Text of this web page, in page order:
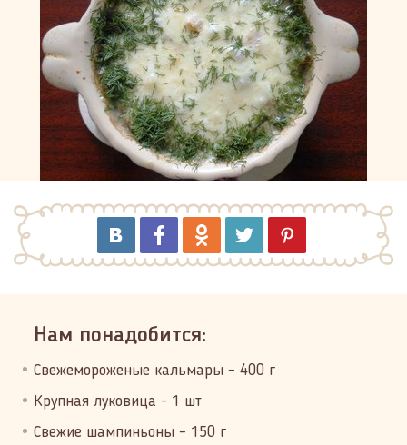
Нам понадобится:
Свежемороженые кальмары – 400 г
Крупная луковица - 1 шт
Свежие шампиньоны – 150 г